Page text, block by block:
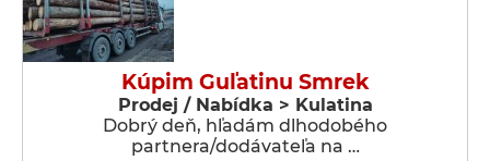
Kúpim Guľatinu Smrek
Prodej / Nabídka > Kulatina
Dobrý deň, hľadám dlhodobého
partnera/dodávateľa na …